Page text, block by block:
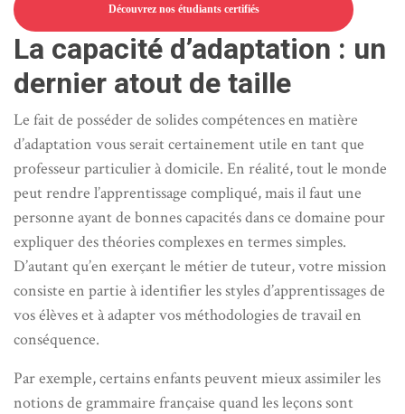
Découvrez nos étudiants certifiés
La capacité d’adaptation : un
dernier atout de taille
Le fait de posséder de solides compétences en matière
d’adaptation vous serait certainement utile en tant que
professeur particulier à domicile. En réalité, tout le monde
peut rendre l’apprentissage compliqué, mais il faut une
personne ayant de bonnes capacités dans ce domaine pour
expliquer des théories complexes en termes simples.
D’autant qu’en exerçant le métier de tuteur, votre mission
consiste en partie à identifier les styles d’apprentissages de
vos élèves et à adapter vos méthodologies de travail en
conséquence.
Par exemple, certains enfants peuvent mieux assimiler les
notions de grammaire française quand les leçons sont